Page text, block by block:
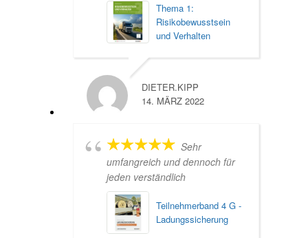
Thema 1:
Risikobewusstsein
und Verhalten
DIETER.KIPP
14. MÄRZ 2022
Sehr
umfangreich und dennoch für
jeden verständlich
Teilnehmerband 4 G -
Ladungssicherung